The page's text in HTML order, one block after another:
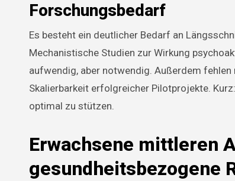
Forschungsbedarf
Es besteht ein deutlicher Bedarf an
Mechanistische Studien zur Wirkung
aufwendig, aber notwendig. Außerdem
Skalierbarkeit erfolgreicher Pilotprojekte.
optimal zu stützen.
Erwachsene mittleren
gesundheitsbezogene